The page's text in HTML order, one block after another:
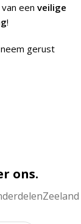
een veilige
!
gerust
ons.